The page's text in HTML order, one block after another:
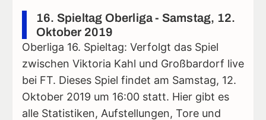
16. Spieltag Oberliga - Samstag, 12.
Oktober 2019
Oberliga 16. Spieltag: Verfolgt das Spiel
zwischen Viktoria Kahl und Großbardorf live
bei FT. Dieses Spiel findet am Samstag, 12.
Oktober 2019 um 16:00 statt. Hier gibt es
alle Statistiken, Aufstellungen, Tore und